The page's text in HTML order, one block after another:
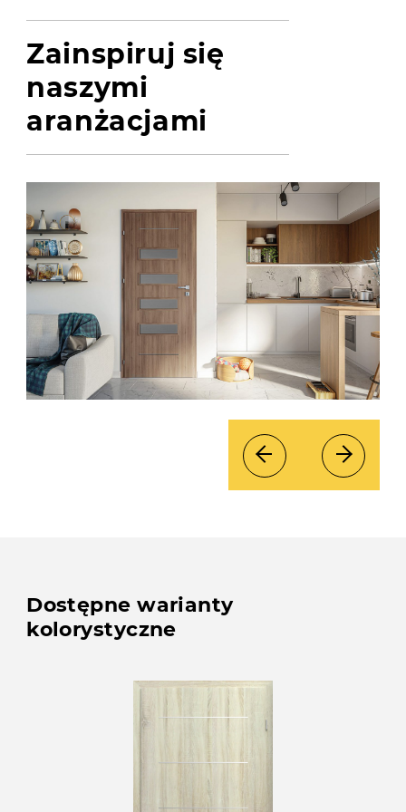
Zainspiruj się
naszymi
aranżacjami
Dostępne warianty
kolorystyczne